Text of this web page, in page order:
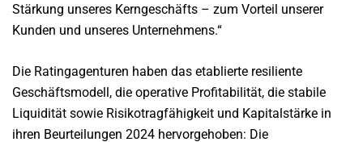
Stärkung unseres Kerngeschäfts – zum Vorteil unserer
Kunden und unseres Unternehmens.“
Die Ratingagenturen haben das etablierte resiliente
Geschäftsmodell, die operative Profitabilität, die stabile
Liquidität sowie Risikotragfähigkeit und Kapitalstärke in
ihren Beurteilungen 2024 hervorgehoben: Die